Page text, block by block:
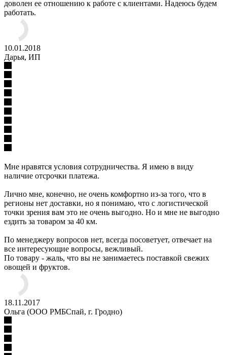
доволен ее отношению к работе с клиентами. Надеюсь будем
работать.
10.01.2018
Дарья, ИП
Мне нравятся условия сотрудничества. Я имею в виду
наличие отсрочки платежа.
Лично мне, конечно, не очень комфортно из-за того, что в
регионы нет доставки, но я понимаю, что с логистической
точки зрения вам это не очень выгодно. Но и мне не выгодно
ездить за товаром за 40 км.
По менеджеру вопросов нет, всегда посоветует, отвечает на
все интересующие вопросы, вежливый.
По товару - жаль, что вы не занимаетесь поставкой свежих
овощей и фруктов.
18.11.2017
Ольга (ООО РМБСпай, г. Гродно)